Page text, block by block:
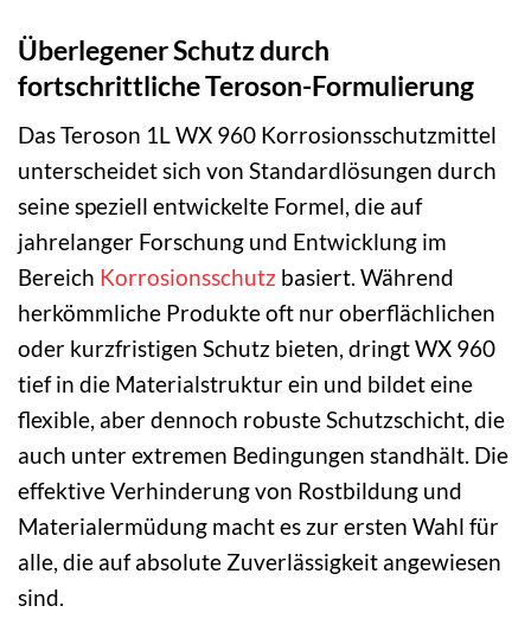
Überlegener Schutz durch
fortschrittliche Teroson-Formulierung
Das Teroson 1L WX 960 Korrosionsschutzmittel
unterscheidet sich von Standardlösungen durch
seine speziell entwickelte Formel, die auf
jahrelanger Forschung und Entwicklung im
Bereich Korrosionsschutz basiert. Während
herkömmliche Produkte oft nur oberflächlichen
oder kurzfristigen Schutz bieten, dringt WX 960
tief in die Materialstruktur ein und bildet eine
flexible, aber dennoch robuste Schutzschicht, die
auch unter extremen Bedingungen standhält. Die
effektive Verhinderung von Rostbildung und
Materialermüdung macht es zur ersten Wahl für
alle, die auf absolute Zuverlässigkeit angewiesen
sind.